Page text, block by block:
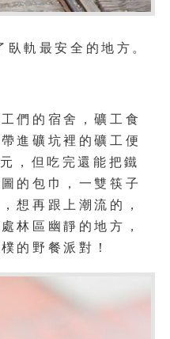
軌最安全的地方。
們的宿舍，礦工食
進礦坑裡的礦工便
，但吃完還能把鐵
的包巾，一雙筷子
想再跟上潮流的，
林區幽靜的地方，
的野餐派對！